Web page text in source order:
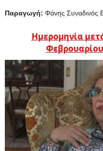
Παραγωγή: Φάνης Συναδινός
Ημερομηνία
Φεβρουαρίου